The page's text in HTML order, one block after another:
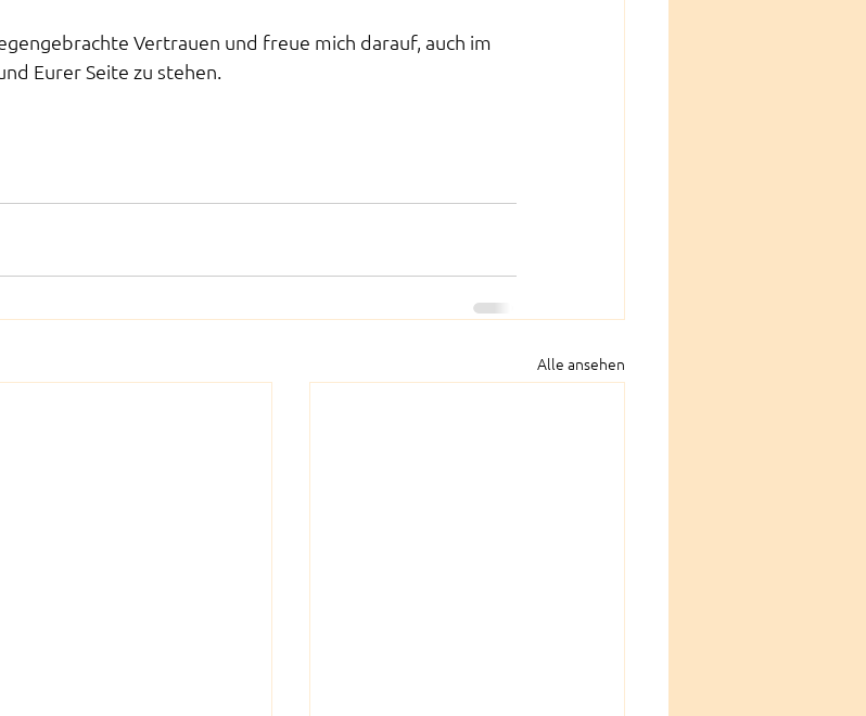
Vertrauen und freue mich darauf, auch im
Eurer Seite zu stehen.
Alle ansehen